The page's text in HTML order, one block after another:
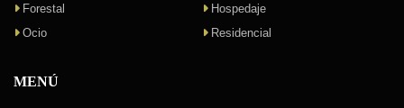
Forestal
Hospedaje
Ocio
Residencial
MENÚ